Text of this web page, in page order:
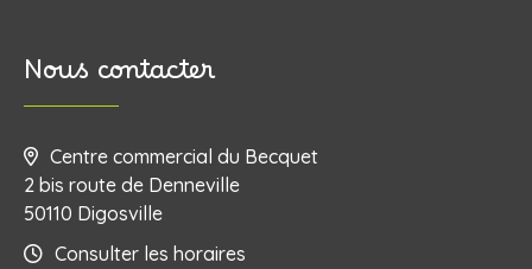
Nous contacter
Centre commercial du Becquet
2 bis route de Denneville
50110 Digosville
Consulter les horaires